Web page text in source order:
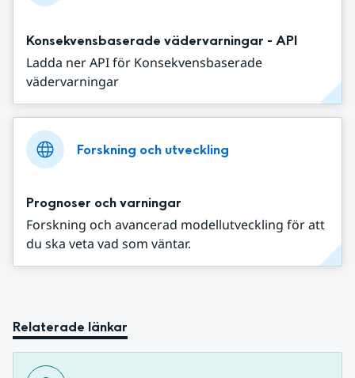
Konsekvensbaserade vädervarningar - API
Ladda ner API för Konsekvensbaserade
vädervarningar
Forskning och utveckling
Prognoser och varningar
Forskning och avancerad modellutveckling för att
du ska veta vad som väntar.
Relaterade länkar